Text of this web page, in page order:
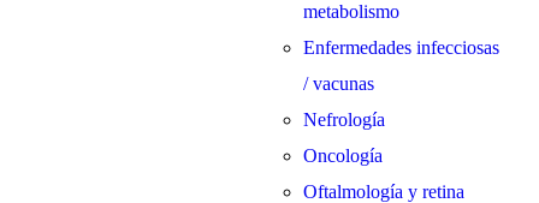
metabolismo
Enfermedades infecciosas
/ vacunas
Nefrología
Oncología
Oftalmología y retina